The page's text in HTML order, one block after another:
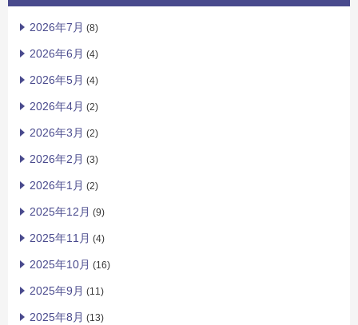
2026年7月 (8)
2026年6月 (4)
2026年5月 (4)
2026年4月 (2)
2026年3月 (2)
2026年2月 (3)
2026年1月 (2)
2025年12月 (9)
2025年11月 (4)
2025年10月 (16)
2025年9月 (11)
2025年8月 (13)